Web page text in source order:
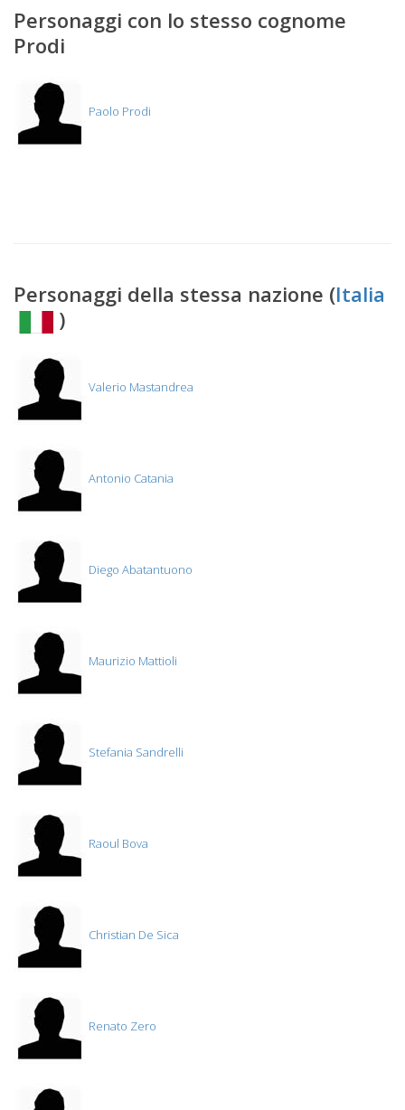
Personaggi con lo stesso cognome
Prodi
Paolo Prodi
Personaggi della stessa nazione (Italia
)
Valerio Mastandrea
Antonio Catania
Diego Abatantuono
Maurizio Mattioli
Stefania Sandrelli
Raoul Bova
Christian De Sica
Renato Zero